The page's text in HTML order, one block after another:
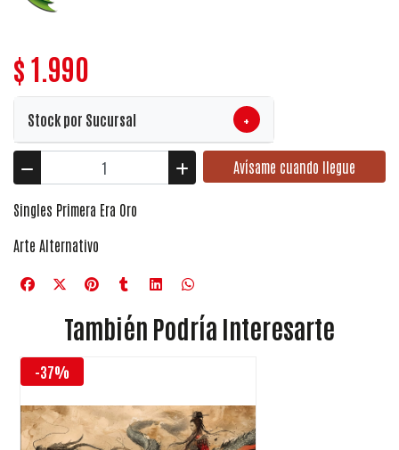
$ 1.990
Stock por Sucursal +
Avísame cuando llegue
Singles Primera Era Oro
Arte Alternativo
También Podría Interesarte
-37%